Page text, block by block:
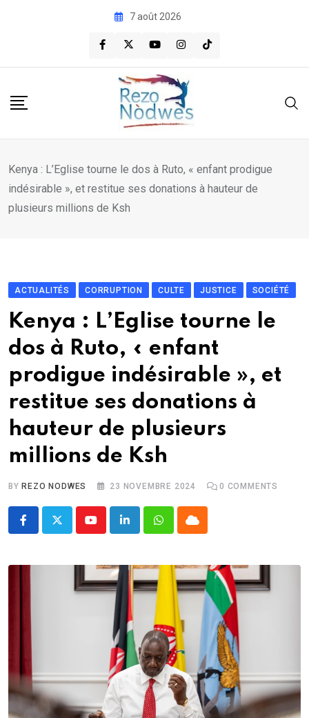
7 août 2026
Kenya : L’Eglise tourne le dos à Ruto, « enfant prodigue
indésirable », et restitue ses donations à hauteur de
plusieurs millions de Ksh
ACTUALITÉS CORRUPTION CULTE JUSTICE SOCIÉTÉ
Kenya : L’Eglise tourne le
dos à Ruto, « enfant
prodigue indésirable », et
restitue ses donations à
hauteur de plusieurs
millions de Ksh
BY REZO NODWES 23 NOVEMBRE 2024 0 COMMENTS
YoutubeLinkedInWhatsappCloud